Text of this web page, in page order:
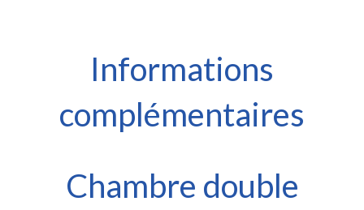
Informations
complémentaires
Chambre double